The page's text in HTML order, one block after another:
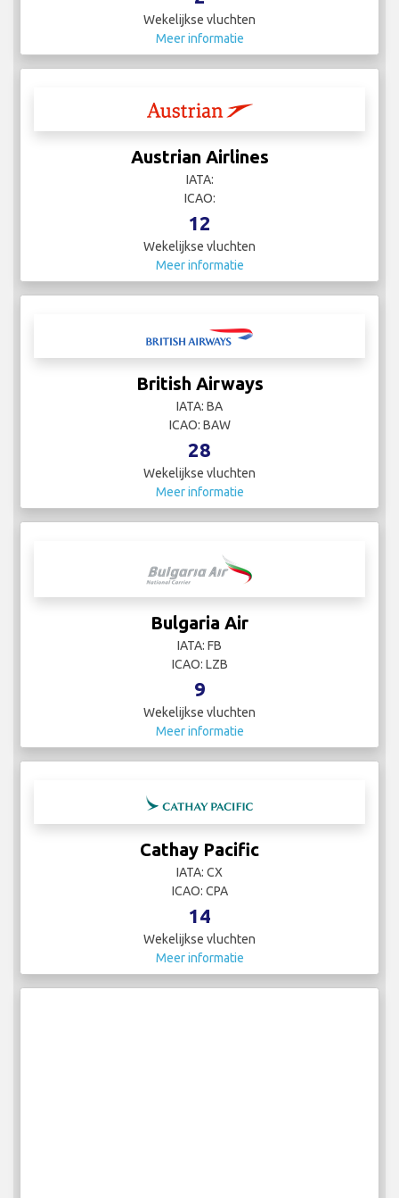
Wekelijkse vluchten
Meer informatie
Austrian Airlines
IATA:
ICAO:
12
Wekelijkse vluchten
Meer informatie
British Airways
IATA: BA
ICAO: BAW
28
Wekelijkse vluchten
Meer informatie
Bulgaria Air
IATA: FB
ICAO: LZB
9
Wekelijkse vluchten
Meer informatie
Cathay Pacific
IATA: CX
ICAO: CPA
14
Wekelijkse vluchten
Meer informatie